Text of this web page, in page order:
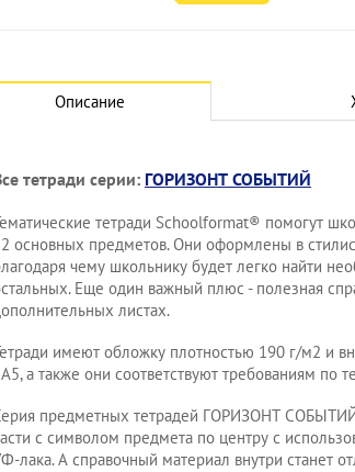
Описание
тетради серии: ГОРИЗОНТ СОБЫТИЙ
тетради Schoolformat® помогут
основных предметов. Они оформлены в
чему школьнику будет легко найти
Еще один важный плюс - полезная
листах.
имеют обложку плотностью 190 г/м2 и
а также они соответствуют требованиям по
предметных тетрадей ГОРИЗОНТ СОБЫТИЙ
с символом предмета по центру с
лака. А справочный материал внутри станет